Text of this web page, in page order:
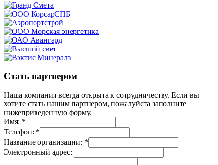
Стать партнером
Наша компания всегда открыта к сотрудничеству. Если вы
хотите стать нашим партнером, пожалуйста заполните
нижеприведенную форму.
Имя: *
Телефон: *
Название организации: *
Электронный адрес: